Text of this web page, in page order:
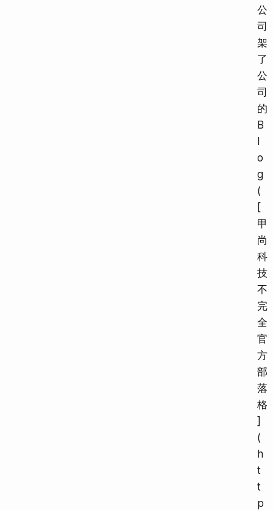
公
司
架
了
公
司
的
B
l
o
g
(
[
甲
尚
科
技
不
完
全
官
方
部
落
格
]
(
h
t
t
p